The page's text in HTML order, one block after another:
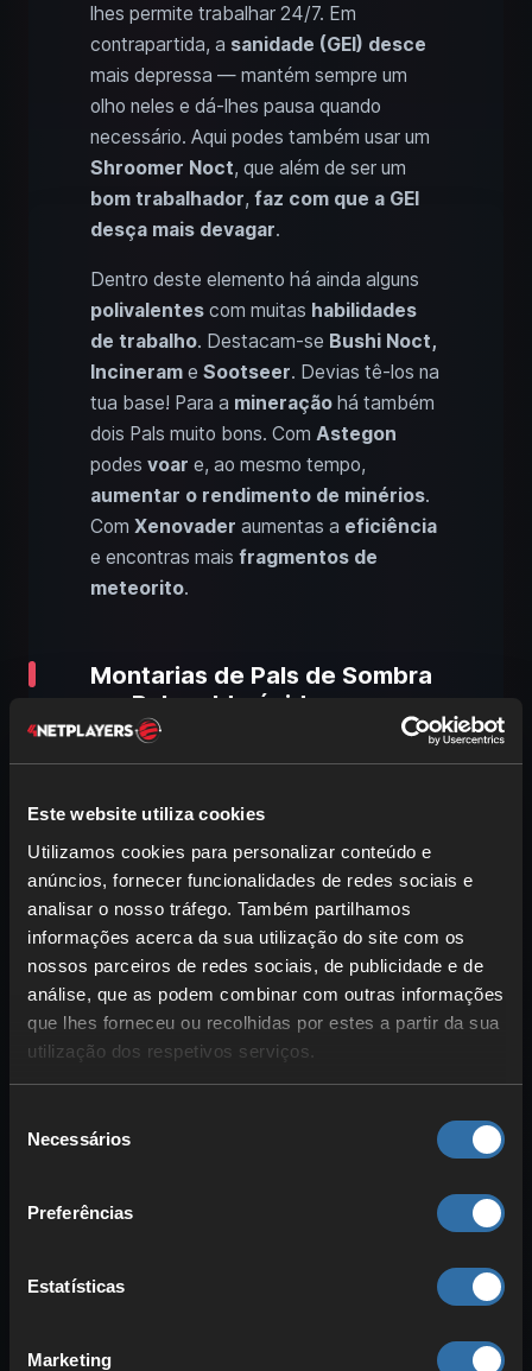
Este website utiliza cookies
Utilizamos cookies para personalizar conteúdo e
anúncios, fornecer funcionalidades de redes sociais e
analisar o nosso tráfego. Também partilhamos
informações acerca da sua utilização do site com os
nossos parceiros de redes sociais, de publicidade e de
análise, que as podem combinar com outras informações
que lhes forneceu ou recolhidas por estes a partir da sua
utilização dos respetivos serviços.
Necessários
Preferências
Estatísticas
Marketing
lhes permite trabalhar 24/7. Em
contrapartida, a sanidade (GEI) desce
mais depressa — mantém sempre um
olho neles e dá-lhes pausa quando
necessário. Aqui podes também usar um
Shroomer Noct, que além de ser um
bom trabalhador, faz com que a GEI
desça mais devagar.
Dentro deste elemento há ainda alguns
polivalentes com muitas habilidades
de trabalho. Destacam-se Bushi Noct,
Incineram e Sootseer. Devias tê-los na
tua base! Para a mineração há também
dois Pals muito bons. Com Astegon
podes voar e, ao mesmo tempo,
aumentar o rendimento de minérios.
Com Xenovader aumentas a eficiência
e encontras mais fragmentos de
meteorito.
Montarias de Pals de Sombra
em Palworld: rápidas e com
habilidades de parceiro úteis
Neste tipo nunca tens montarias a mais.
Muitos Pals de Sombra são também
cavalgar,
montarias são pensadas como
— também são